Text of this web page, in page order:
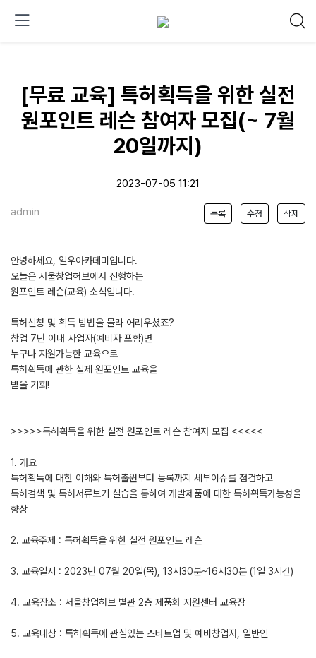
[무료 교육] 특허획득을 위한 실전
원포인트 레슨 참여자 모집(~ 7월
20일까지)
2023-07-05 11:21
admin 목록 수정 삭제
안녕하세요, 일우아카데미입니다.
오늘은 서울창업허브에서 진행하는
원포인트 레슨(교육) 소식입니다.
특허신청 및 획득 방법을 몰라 어려우셨죠?
창업 7년 이내 사업자(예비자 포함)면
누구나 지원가능한 교육으로
특허획득에 관한 실제 원포인트 교육을
받을 기회!
>>>>>특허획득을 위한 실전 원포인트 레슨 참여자 모집 <<<<<
1. 개요
특허획득에 대한 이해와 특허출원부터 등록까지 세부이슈를 점검하고
특허검색 및 특허서류보기 실습을 통하여 개발제품에 대한 특허획득가능성을
향상
2. 교육주제 : 특허획득을 위한 실전 원포인트 레슨
3. 교육일시 : 2023년 07월 20일(목), 13시30분~16시30분 (1일 3시간)
4. 교육장소 : 서울창업허브 별관 2층 제품화 지원센터 교육장
5. 교육대상 : 특허획득에 관심있는 스타트업 및 예비창업자, 일반인